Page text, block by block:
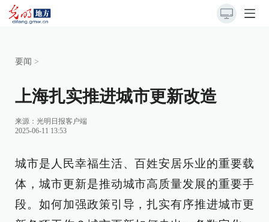
要闻 >
上海扎实推进城市更新改造
来源： 光明日报客户端
2025-06-11 13:53
城市是人民幸福生活、百姓安居乐业的重要载
体，城市更新是推动城市高质量发展的重要手
段。如何加强政策引导，扎实有序推进城市更